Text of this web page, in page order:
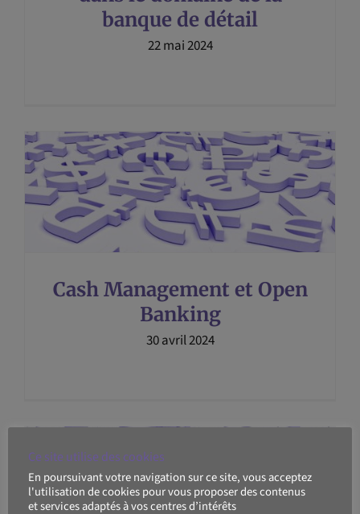
banque de détail
22 mai 2024
Cash Management et Open
Banking
30 avril 2024
Ce site utilise des cookies
En poursuivant votre navigation sur ce site, vous acceptez
l'utilisation de cookies pour vous proposer des contenus
et services adaptés à vos centres d’intérêts